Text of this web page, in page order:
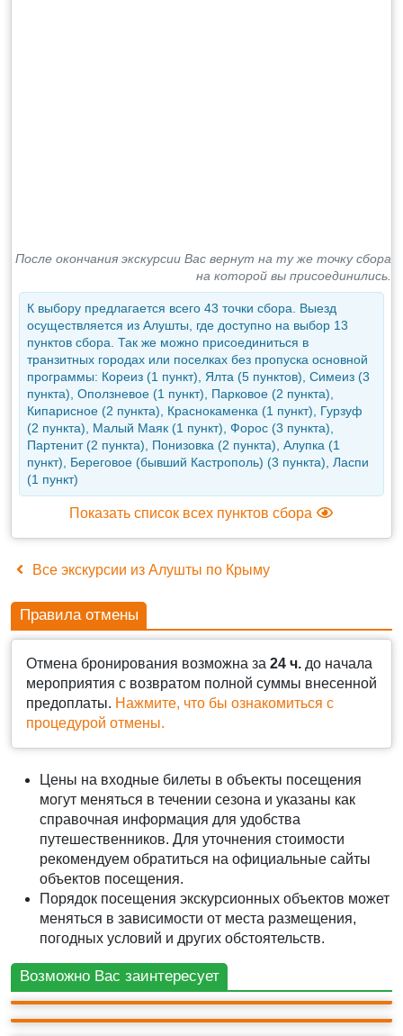
После окончания экскурсии Вас вернут на ту же точку сбора
на которой вы присоединились.
К выбору предлагается всего 43 точки сбора. Выезд
осуществляется из Алушты, где доступно на выбор 13
пунктов сбора. Так же можно присоединиться в
транзитных городах или поселках без пропуска основной
программы: Кореиз (1 пункт), Ялта (5 пунктов), Симеиз (3
пункта), Оползневое (1 пункт), Парковое (2 пункта),
Кипарисное (2 пункта), Краснокаменка (1 пункт), Гурзуф
(2 пункта), Малый Маяк (1 пункт), Форос (3 пункта),
Партенит (2 пункта), Понизовка (2 пункта), Алупка (1
пункт), Береговое (бывший Кастрополь) (3 пункта), Ласпи
(1 пункт)
Показать список всех пунктов сбора
Все экскурсии из Алушты по Крыму
Правила отмены
Отмена бронирования возможна за 24 ч. до начала
мероприятия с возвратом полной суммы внесенной
предоплаты. Нажмите, что бы ознакомиться с
процедурой отмены.
Цены на входные билеты в объекты посещения
могут меняться в течении сезона и указаны как
справочная информация для удобства
путешественников. Для уточнения стоимости
рекомендуем обратиться на официальные сайты
объектов посещения.
Порядок посещения экскурсионных объектов может
меняться в зависимости от места размещения,
погодных условий и других обстоятельств.
Возможно Вас заинтересует
9(4)
АВТО-ПЕШЕХОДНАЯ
Новый Херсонес + Севастополь
+ билеты 500 ₽
АВТО-ПЕШЕХОДНАЯ
Фиолент и Балаклава: скалы, море и секретный
3 500 ₽
+ билеты 1 500 ₽ 10ч.
АВТО-ПЕШЕХОДНАЯ
Фиолент - Балаклава
12ч.
АВТО-ПЕШЕХОДНАЯ
Севастополь, 35 Батарея и Новый Херсонес
11ч.